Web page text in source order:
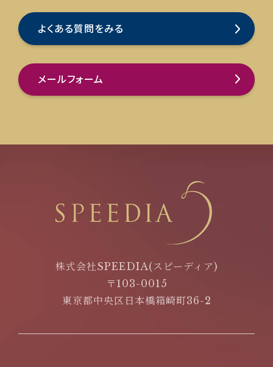
よくある質問をみる
メールフォーム
株式会社SPEEDIA(スピーディア)
〒103-0015
東京都中央区日本橋箱崎町36-2